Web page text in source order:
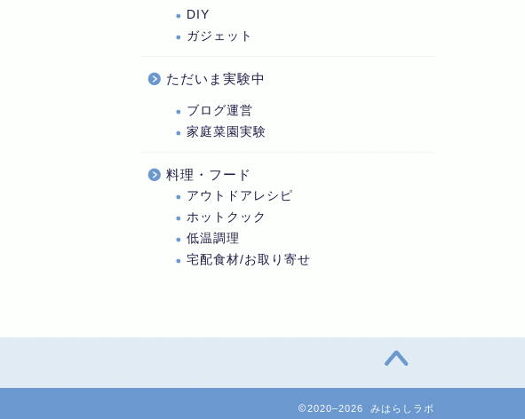
DIY
ガジェット
ただいま実験中
ブログ運営
家庭菜園実験
料理・フード
アウトドアレシピ
ホットクック
低温調理
宅配食材/お取り寄せ
2020–2026 みはらしラボ